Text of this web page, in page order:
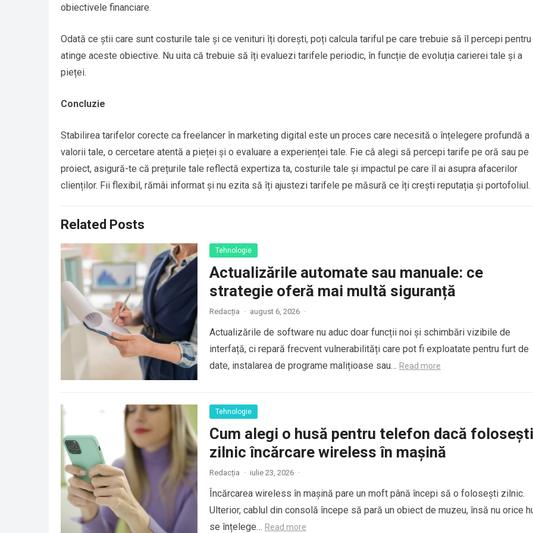
obiectivele financiare.
Odată ce știi care sunt costurile tale și ce venituri îți dorești, poți calcula tariful pe care trebuie să îl percepi
atinge aceste obiective. Nu uita că trebuie să îți evaluezi tarifele periodic, în funcție de evoluția carierei tale și a
pieței.
Concluzie
Stabilirea tarifelor corecte ca freelancer în marketing digital este un proces care necesită o înțelegere profundă a
valorii tale, o cercetare atentă a pieței și o evaluare a experienței tale. Fie că alegi să percepi tarife pe oră sau pe
proiect, asigură-te că prețurile tale reflectă expertiza ta, costurile tale și impactul pe care îl ai asupra afacerilor
clienților. Fii flexibil, rămâi informat și nu ezita să îți ajustezi tarifele pe măsură ce îți crești reputația și portofoliul.
Related Posts
Tehnologie
Actualizările automate sau manuale: ce
strategie oferă mai multă siguranță
Redacția · august 6, 2026 ·
Actualizările de software nu aduc doar funcții noi și schimbări vizibile de
interfață, ci repară frecvent vulnerabilități care pot fi exploatate pentru furt de
date, instalarea de programe malițioase sau… Read more
Tehnologie
Cum alegi o husă pentru telefon dacă folosești
zilnic încărcare wireless în mașină
Redacția · iulie 23, 2026 ·
Încărcarea wireless în mașină pare un moft până începi să o folosești zilnic.
Ulterior, cablul din consolă începe să pară un obiect de muzeu, însă nu orice
se înțelege… Read more